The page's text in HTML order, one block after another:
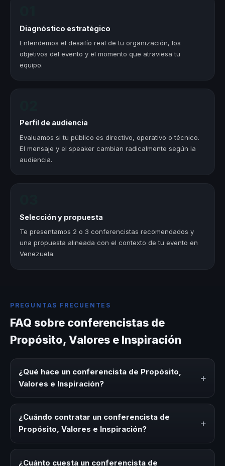
Diagnóstico estratégico
Entendemos el desafío real de tu organización, los
objetivos del evento y el momento que atraviesa tu
equipo.
Perfil de audiencia
Evaluamos si tu público es directivo, operativo o técnico.
El mensaje y el speaker cambian radicalmente según la
audiencia.
Selección y propuesta
Te presentamos 2 o 3 conferencistas recomendados y
una propuesta alineada con el contexto de tu evento en
Venezuela.
PREGUNTAS FRECUENTES
FAQ sobre conferencistas de
Propósito, Valores e Inspiración
¿Qué hace un conferencista de Propósito,
Valores e Inspiración?
+
un experto que comparte conocimiento, estrategias y
experiencias sobre este tema en eventos corporativos,
convenciones y seminarios. Su objetivo es generar
reflexión, inspiración y herramientas aplicables para la
¿Cuándo contratar un conferencista de
Propósito, Valores e Inspiración?
+
e Inspiración para kick-offs, convenciones anuales,
¿Cuánto cuesta un conferencista de